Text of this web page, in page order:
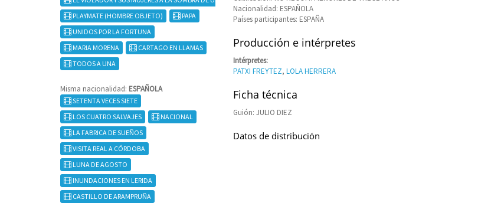
PLAYMATE (HOMBRE OBJETO)
PAPA
UNIDOS POR LA FORTUNA
MARIA MORENA
CARTAGO EN LLAMAS
TODOS A UNA
Misma nacionalidad: ESPAÑOLA
SETENTA VECES SIETE
LOS CUATRO SALVAJES
NACIONAL
LA FABRICA DE SUEÑOS
VISITA REAL A CÓRDOBA
LUNA DE AGOSTO
INUNDACIONES EN LERIDA
CASTILLO DE ARAMPRUÑA
Nacionalidad: ESPAÑOLA
Países participantes: ESPAÑA
Producción e intérpretes
Intérpretes:
PATXI FREYTEZ, LOLA HERRERA
Ficha técnica
Guión: JULIO DIEZ
Datos de distribución